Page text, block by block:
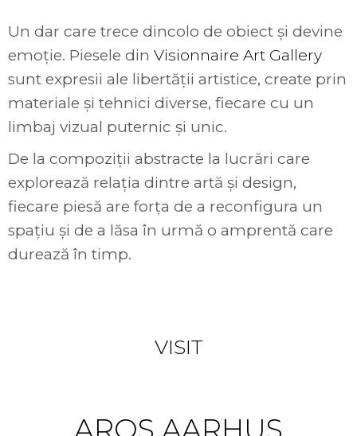
Un dar care trece dincolo de obiect și devine
emoție. Piesele din Visionnaire Art Gallery
sunt expresii ale libertății artistice, create prin
materiale și tehnici diverse, fiecare cu un
limbaj vizual puternic și unic.
De la compoziții abstracte la lucrări care
explorează relația dintre artă și design,
fiecare piesă are forța de a reconfigura un
spațiu și de a lăsa în urmă o amprentă care
durează în timp.
VISIT